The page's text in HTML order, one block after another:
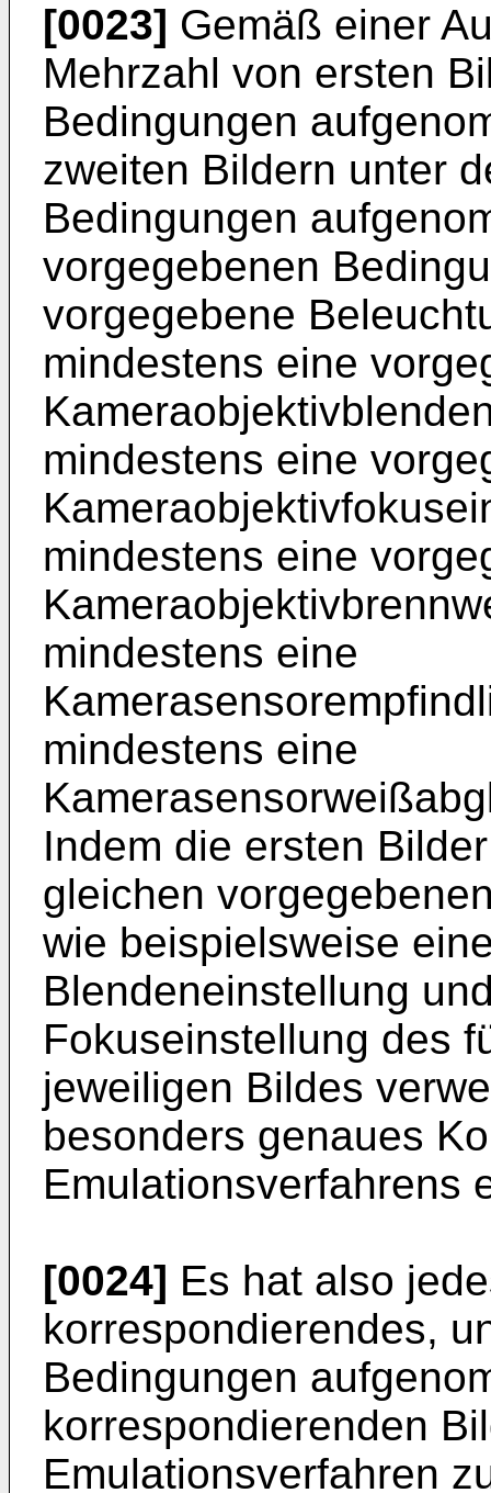
[0023] Gemäß einer
Mehrzahl von ersten
Bedingungen
zweiten Bildern unter
Bedingungen
vorgegebenen
vorgegebene
mindestens eine
mindestens eine
mindestens eine
mindestens eine
mindestens eine
Indem die ersten
gleichen
wie beispielsweise
Blendeneinstellung
Fokuseinstellung des
jeweiligen Bildes
besonders genaues
Emulationsverfahrens
[0024] Es hat also
korrespondierendes,
Bedingungen
korrespondierenden
Emulationsverfahren